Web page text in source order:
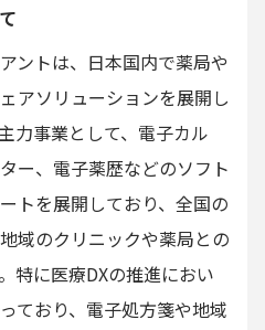
ントは、日本国内で薬局や
アソリューションを展開し
力事業として、電子カル
ー、電子薬歴などのソフト
トを展開しており、全国の
域のクリニックや薬局との
特に医療DXの推進におい
ており、電子処方箋や地域